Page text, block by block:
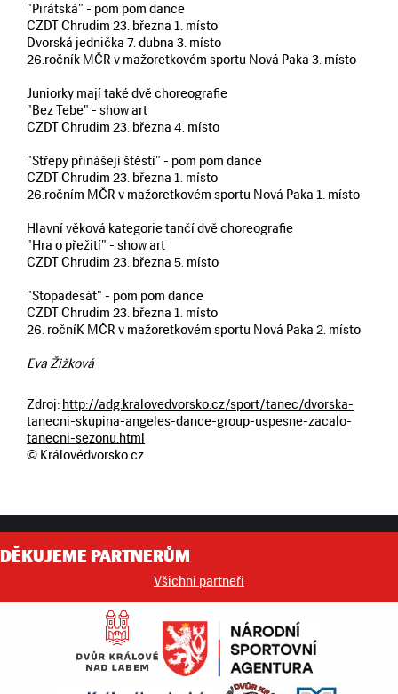
"Pirátská" - pom pom dance
CZDT Chrudim 23. března 1. místo
Dvorská jednička 7. dubna 3. místo
26.ročník MČR v mažoretkovém sportu Nová Paka 3. místo
Juniorky mají také dvě choreografie
"Bez Tebe" - show art
CZDT Chrudim 23. března 4. místo
"Střepy přinášejí štěstí" - pom pom dance
CZDT Chrudim 23. března 1. místo
26.ročním MČR v mažoretkovém sportu Nová Paka 1. místo
Hlavní věková kategorie tančí dvě choreografie
"Hra o přežití" - show art
CZDT Chrudim 23. března 5. místo
"Stopadesát" - pom pom dance
CZDT Chrudim 23. března 1. místo
26. ročníK MČR v mažoretkovém sportu Nová Paka 2. místo
Eva Žižková
Zdroj: http://adg.kralovedvorsko.cz/sport/tanec/dvorska-
tanecni-skupina-angeles-dance-group-uspesne-zacalo-
tanecni-sezonu.html
© Královédvorsko.cz
DĚKUJEME PARTNERŮM
Všichni partneři